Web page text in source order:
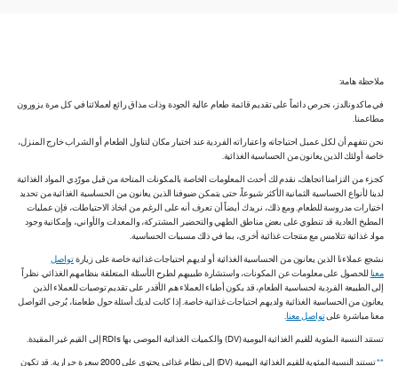
ملاحظة هامة:
في ماكدونالدز، نحرص دائماً على تقديم قائمة طعام عالية الجودة وذات مذاق رائع لعملائنا في كل مرة يزورون
مطاعمنا.
نحن نتفهم أن لكل عميل احتياجاته واعتباراته الفردية عند اختيار مكان لتناول الطعام أو الشراب خارج المنزل،
خاصة أولئك الذين يعانون من الحساسية الغذائية.
كجزء من التزامنا اتجاهك، نقدم لك أحدث المعلومات الخاصة بالمكونات المتاحة من قبل مورّدي المواد الغذائية
لدينا لأنواع الحساسية الثمانية الأكثر شيوعاً، حتى يتمكن ضيوفنا الذين يعانون من الحساسية الغذائية من تحديد
اختيارات مدروسة للطعام. ومع ذلك، نريدك أيضاً أن تعرف أنه على الرغم من اتخاذ الاحتياطات، فإن عمليات
المطبخ العادية قد تنطوي على بعض مناطق الطهي والتحضير المشتركة، والمعدات والأواني، وإمكانية وجود
مواد غذائية تتلامس مع منتجات غذائية أخرى، بما في ذلك مسببات الحساسية.
نشجع عملاءنا الذين يعانون من الحساسية الغذائية أو لديهم احتياجات غذائية خاصة على زيارةتواصل
معنا للحصول على معلومات عن المكونات، واستشارة طبيبهم لطرح الأسئلة المتعلقة بنظامهم الغذائي. نظراً
إلى الطبيعة الفردية لحساسية الطعام، قد يكون أطباء العملاء هم الأقدر على تقديم توصيات للعملاء الذين
يعانون من الحساسية الغذائية ولديهم احتياجات غذائية خاصة. إذا كانت لديك أسئلة حول طعامنا، يُرجى التواصل
معنا مباشرة علىتواصل معنا.
تستند النسبة المئوية للقيم الغذائية اليومية (DV) والكميات الغذائية الموصى بها RDIs إلى القيم غير المقيدة.
**
تستند النسبة المئوية للقيم الغذائية اليومية (DV) إلى نظام غذائي يحتوي على 2000 سعرة حرارية. قد تكون